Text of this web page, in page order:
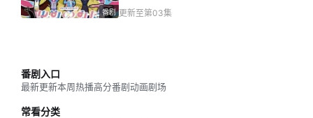
番剧 更新至第03集
番剧入口
最新更新本周热播高分番剧动画剧场
常看分类